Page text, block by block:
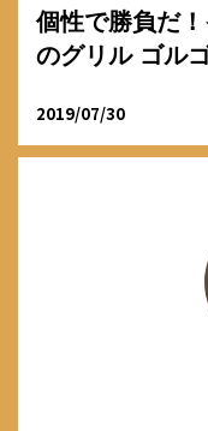
個性で勝負だ
のグリル ゴル
2019/07/30